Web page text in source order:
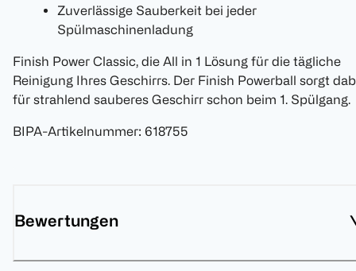
Zuverlässige Sauberkeit bei jeder
Spülmaschinenladung
Finish Power Classic, die All in 1 Lösung für die tägliche
Reinigung Ihres Geschirrs. Der Finish Powerball sorgt
für strahlend sauberes Geschirr schon beim 1. Spülgang.
BIPA-Artikelnummer: 618755
Bewertungen